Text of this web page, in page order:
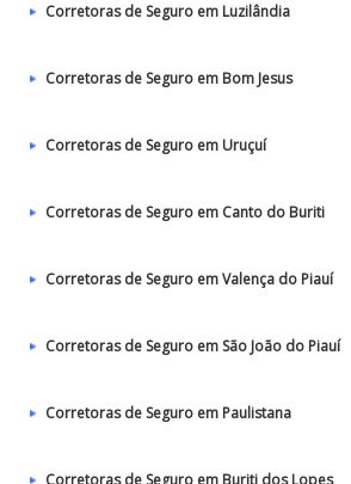
Corretoras de Seguro em Luzilândia
Corretoras de Seguro em Bom Jesus
Corretoras de Seguro em Uruçuí
Corretoras de Seguro em Canto do Buriti
Corretoras de Seguro em Valença do Piauí
Corretoras de Seguro em São João do Piauí
Corretoras de Seguro em Paulistana
Corretoras de Seguro em Buriti dos Lopes